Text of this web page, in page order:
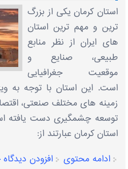
استان کرمان یکی از بزرگ
‌ترین و مهم‌ ترین استان‌
های ایران از نظر منابع
طبیعی، صنایع و
موقعیت جغرافیایی
است. این استان با توجه به
زمینه ‌های مختلف صنعتی،
توسعه چشمگیری دست یافته
استان کرمان عبارتند از:
ادامه محتوی
افزودن